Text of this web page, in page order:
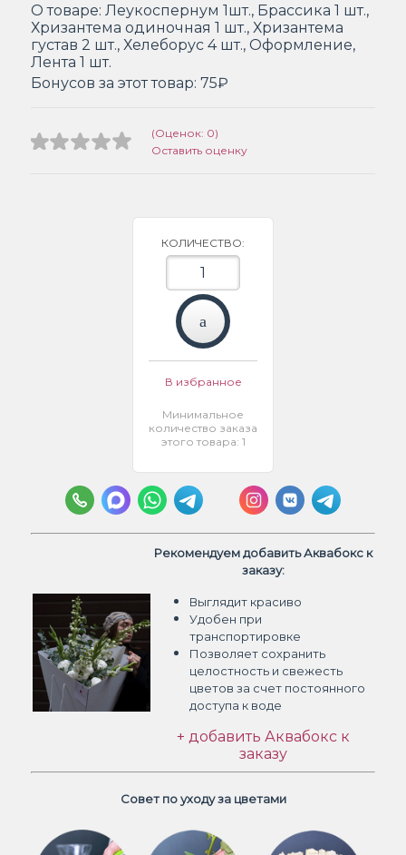
О товаре: Леукоспернум 1шт., Брассика 1 шт.,
Хризантема одиночная 1 шт., Хризантема
густав 2 шт., Хелеборус 4 шт., Оформление,
Лента 1 шт.
Бонусов за этот товар: 75₽
(Оценок: 0)
Оставить оценку
КОЛИЧЕСТВО:
В избранное
Минимальное
количество заказа
этого товара: 1
Рекомендуем добавить Аквабокс к
заказу:
Выглядит красиво
Удобен при
транспортировке
Позволяет сохранить
целостность и свежесть
цветов за счет постоянного
доступа к воде
+ добавить Аквабокс к
заказу
Совет по уходу за цветами